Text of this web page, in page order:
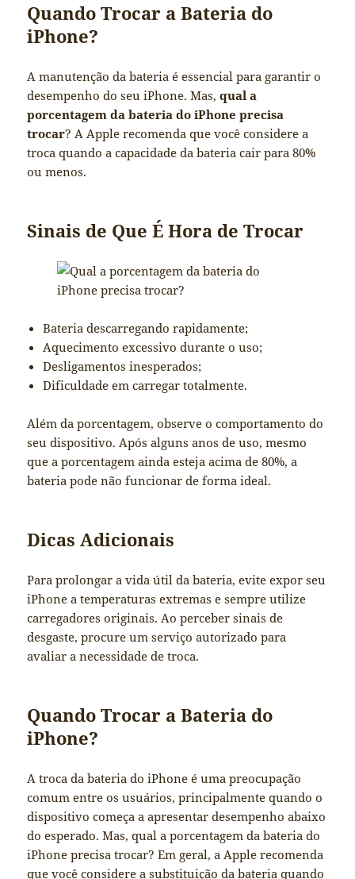
Quando Trocar a Bateria do
iPhone?
A manutenção da bateria é essencial para garantir o
desempenho do seu iPhone. Mas,qual a
porcentagem da bateria do iPhone precisa
trocar? A Apple recomenda que você considere a
troca quando a capacidade da bateria cair para 80%
ou menos.
Sinais de Que É Hora de Trocar
Bateria descarregando rapidamente;
Aquecimento excessivo durante o uso;
Desligamentos inesperados;
Dificuldade em carregar totalmente.
Além da porcentagem, observe o comportamento do
seu dispositivo. Após alguns anos de uso, mesmo
que a porcentagem ainda esteja acima de 80%, a
bateria pode não funcionar de forma ideal.
Dicas Adicionais
Para prolongar a vida útil da bateria, evite expor seu
iPhone a temperaturas extremas e sempre utilize
carregadores originais. Ao perceber sinais de
desgaste, procure um serviço autorizado para
avaliar a necessidade de troca.
Quando Trocar a Bateria do
iPhone?
A troca da bateria do iPhone é uma preocupação
comum entre os usuários, principalmente quando o
dispositivo começa a apresentar desempenho abaixo
do esperado. Mas, qual a porcentagem da bateria do
iPhone precisa trocar? Em geral, a Apple recomenda
que você considere a substituição da bateria quando